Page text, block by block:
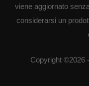
viene aggiornato
considerarsi un
Copyright ©2026